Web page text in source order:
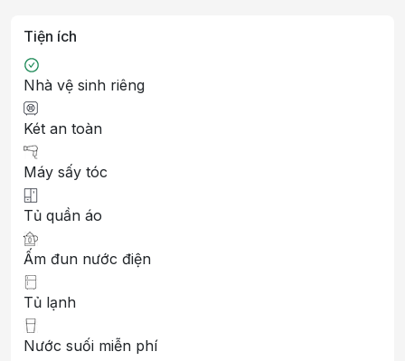
Tiện ích
Nhà vệ sinh riêng
Két an toàn
Máy sấy tóc
Tủ quần áo
Ấm đun nước điện
Tủ lạnh
Nước suối miễn phí